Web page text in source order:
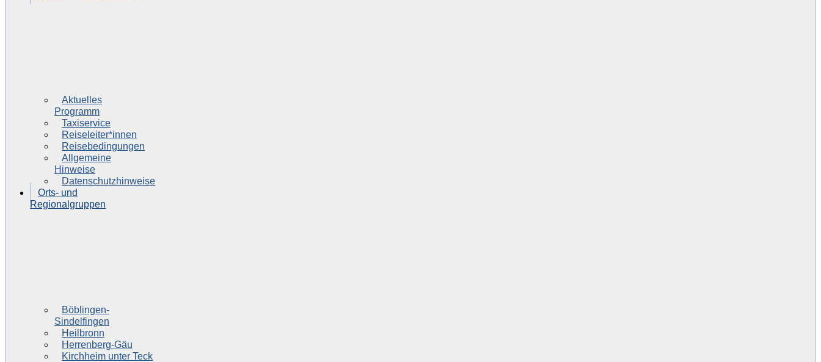
Aktuelles
Programm
Taxiservice
Reiseleiter*innen
Reisebedingungen
Allgemeine
Hinweise
Datenschutzhinweise
Orts- und
Regionalgruppen
Böblingen-
Sindelfingen
Heilbronn
Herrenberg-Gäu
Kirchheim unter Teck